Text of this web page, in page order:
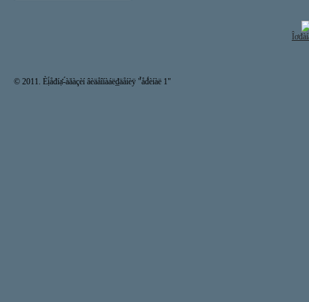
© 2011. Èị́åđíạ̊-́àăàçèí âèäåîíàáë₫äåíèÿ "̉åđ́èíàë 1"